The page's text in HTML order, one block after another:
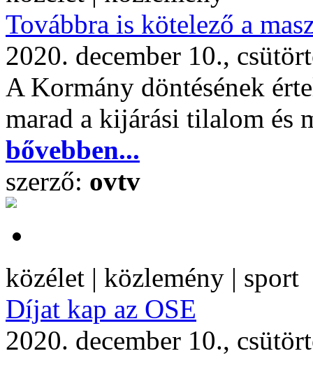
Továbbra is kötelező a
2020. december 10.,
A Kormány döntésének
marad a kijárási tilalom és
bővebben...
szerző: ovtv
közélet | közlemény | sport
Díjat kap az OSE
2020. december 10.,